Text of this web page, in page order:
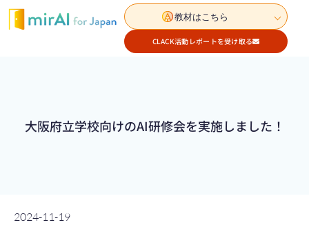
教材はこちら
CLACK活動レポートを受け取る
大阪府立学校向けのAI研修会を実施しました！
2024-11-19